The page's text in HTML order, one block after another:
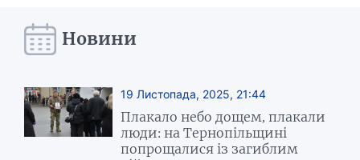
Новини
19 Листопада, 2025, 21:44
Плакало небо дощем, плакали
люди: на Тернопільщині
попрощалися із загиблим